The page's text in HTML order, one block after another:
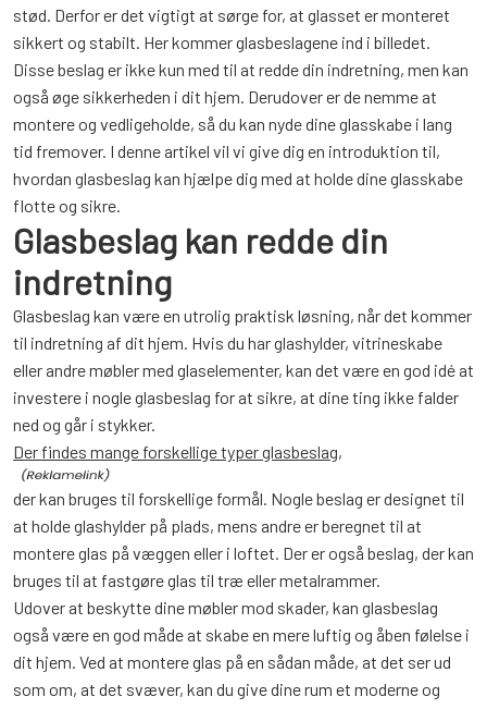
stød. Derfor er det vigtigt at sørge for, at glasset er monteret
sikkert og stabilt. Her kommer glasbeslagene ind i billedet.
Disse beslag er ikke kun med til at redde din indretning, men kan
også øge sikkerheden i dit hjem. Derudover er de nemme at
montere og vedligeholde, så du kan nyde dine glasskabe i lang
tid fremover. I denne artikel vil vi give dig en introduktion til,
hvordan glasbeslag kan hjælpe dig med at holde dine glasskabe
flotte og sikre.
Glasbeslag kan redde din
indretning
Glasbeslag kan være en utrolig praktisk løsning, når det kommer
til indretning af dit hjem. Hvis du har glashylder, vitrineskabe
eller andre møbler med glaselementer, kan det være en god idé at
investere i nogle glasbeslag for at sikre, at dine ting ikke falder
ned og går i stykker.
Der findes mange forskellige typer glasbeslag,
der kan bruges til forskellige formål. Nogle beslag er designet til
at holde glashylder på plads, mens andre er beregnet til at
montere glas på væggen eller i loftet. Der er også beslag, der kan
bruges til at fastgøre glas til træ eller metalrammer.
Udover at beskytte dine møbler mod skader, kan glasbeslag
også være en god måde at skabe en mere luftig og åben følelse i
dit hjem. Ved at montere glas på en sådan måde, at det ser ud
som om, at det svæver, kan du give dine rum et moderne og